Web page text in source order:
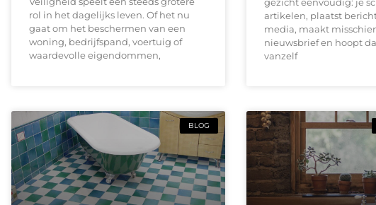
rol in het dagelijks leven. Of het nu
gaat om het beschermen van een
woning, bedrijfspand, voertuig of
waardevolle eigendommen,
artikelen, plaatst
media, maakt
nieuwsbrief en hoopt
vanzelf
BLOG